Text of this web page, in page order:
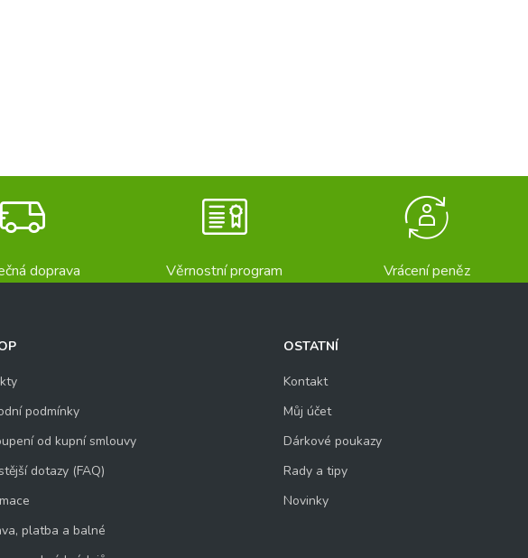
doprava Věrnostní program Vrácení peněz
podmínky
od kupní smlouvy
dotazy (FAQ)
platba a balné
OSTATNÍ
Kontakt
Můj účet
Dárkové poukazy
Rady a tipy
Novinky